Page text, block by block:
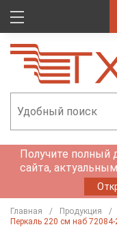
Получите полный
сайта,
Главная Продукция
Перкаль 220 см наб 72084-